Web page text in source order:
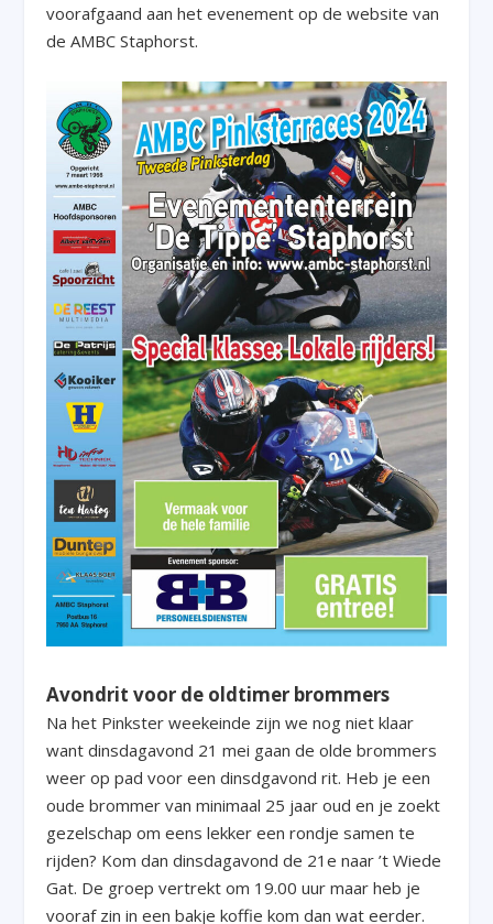
voorafgaand aan het evenement op de website van
de AMBC Staphorst.
Avondrit voor de oldtimer brommers
Na het Pinkster weekeinde zijn we nog niet klaar
want dinsdagavond 21 mei gaan de olde brommers
weer op pad voor een dinsdgavond rit. Heb je een
oude brommer van minimaal 25 jaar oud en je zoekt
gezelschap om eens lekker een rondje samen te
rijden? Kom dan dinsdagavond de 21e naar ’t Wiede
Gat. De groep vertrekt om 19.00 uur maar heb je
vooraf zin in een bakje koffie kom dan wat eerder.